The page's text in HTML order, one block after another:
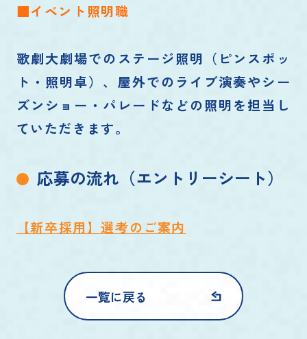
■イベント照明職
歌劇大劇場でのステージ照明（ピンスポッ
ト・照明卓）、屋外でのライブ演奏やシー
ズンショー・パレードなどの照明を担当し
ていただきます。
応募の流れ（エントリーシート）
【新卒採用】選考のご案内
一覧に戻る